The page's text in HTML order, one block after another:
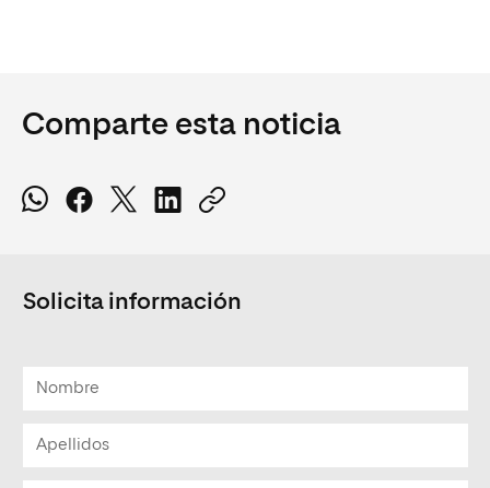
Comparte esta noticia
Solicita información